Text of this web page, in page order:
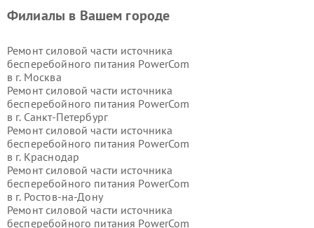
Филиалы в Вашем городе
Ремонт силовой части источника
бесперебойного питания PowerCom
в г. Москва
Ремонт силовой части источника
бесперебойного питания PowerCom
в г. Санкт-Петербург
Ремонт силовой части источника
бесперебойного питания PowerCom
в г. Краснодар
Ремонт силовой части источника
бесперебойного питания PowerCom
в г. Ростов-на-Дону
Ремонт силовой части источника
бесперебойного питания PowerCom